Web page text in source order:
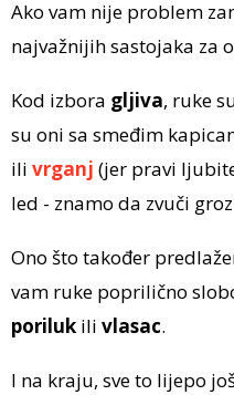
Ako vam nije problem
najvažnijih sastojaka za
Kod izbora gljiva, ruke
su oni sa smeđim
ili vrganj (jer pravi
led - znamo da zvuči
Ono što također
vam ruke poprilično
poriluk ili vlasac.
I na kraju, sve to lijepo